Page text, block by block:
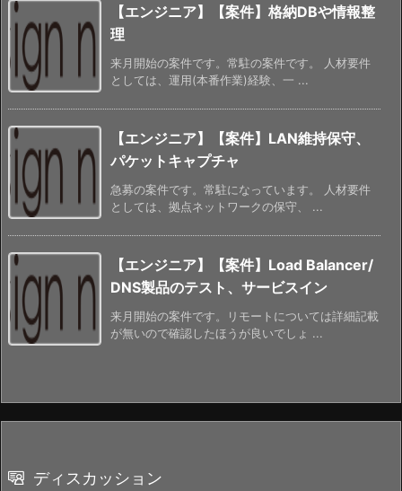
【エンジニア】【案件】格納DBや情報整
理
来月開始の案件です。常駐の案件です。 人材要件
としては、運用(本番作業)経験、一 ...
【エンジニア】【案件】LAN維持保守、
パケットキャプチャ
急募の案件です。常駐になっています。 人材要件
としては、拠点ネットワークの保守、 ...
【エンジニア】【案件】Load Balancer/
DNS製品のテスト、サービスイン
来月開始の案件です。リモートについては詳細記載
が無いので確認したほうが良いでしょ ...
ディスカッション